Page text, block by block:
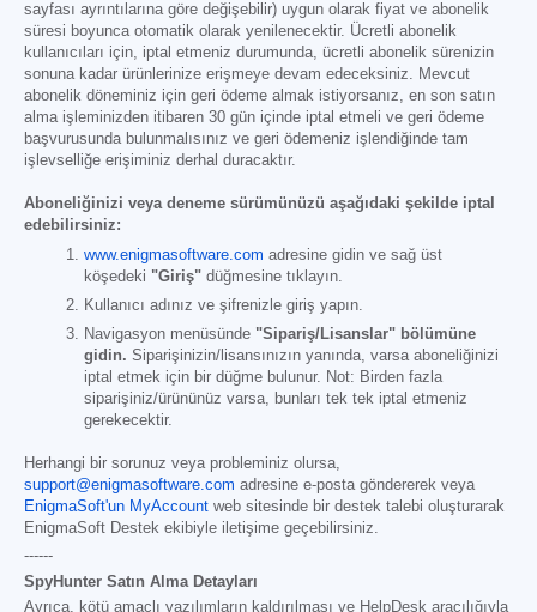
sayfası ayrıntılarına göre değişebilir) uygun olarak fiyat ve abonelik
süresi boyunca otomatik olarak yenilenecektir. Ücretli abonelik
kullanıcıları için, iptal etmeniz durumunda, ücretli abonelik sürenizin
sonuna kadar ürünlerinize erişmeye devam edeceksiniz. Mevcut
abonelik döneminiz için geri ödeme almak istiyorsanız, en son satın
alma işleminizden itibaren 30 gün içinde iptal etmeli ve geri ödeme
başvurusunda bulunmalısınız ve geri ödemeniz işlendiğinde tam
işlevselliğe erişiminiz derhal duracaktır.
Aboneliğinizi veya deneme sürümünüzü aşağıdaki şekilde iptal
edebilirsiniz:
www.enigmasoftware.com adresine gidin ve sağ üst
köşedeki "Giriş" düğmesine tıklayın.
Kullanıcı adınız ve şifrenizle giriş yapın.
Navigasyon menüsünde "Sipariş/Lisanslar" bölümüne
gidin. Siparişinizin/lisansınızın yanında, varsa aboneliğinizi
iptal etmek için bir düğme bulunur. Not: Birden fazla
siparişiniz/ürününüz varsa, bunları tek tek iptal etmeniz
gerekecektir.
Herhangi bir sorunuz veya probleminiz olursa,
support@enigmasoftware.com adresine e-posta göndererek veya
EnigmaSoft'un MyAccount web sitesinde bir destek talebi oluşturarak
EnigmaSoft Destek ekibiyle iletişime geçebilirsiniz.
------
SpyHunter Satın Alma Detayları
Ayrıca, kötü amaçlı yazılımların kaldırılması ve HelpDesk aracılığıyla